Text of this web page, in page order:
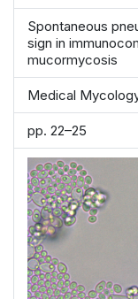
49 30 212 34
Spontaneous
sign in
mucormycosis
Medical
pp. 22–25